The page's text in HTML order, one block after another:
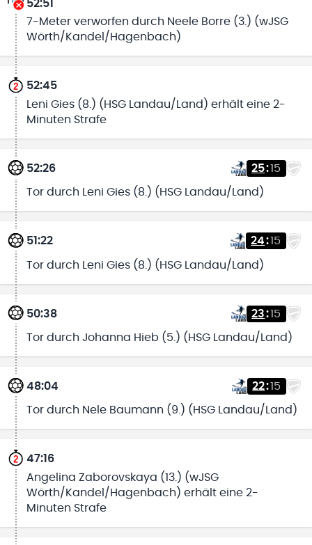
52:51
7-Meter verworfen durch Neele Borre (3.) (wJSG
Wörth/Kandel/Hagenbach)
52:45
Leni Gies (8.) (HSG Landau/Land) erhält eine 2-
Minuten Strafe
52:26 25:15
Tor durch Leni Gies (8.) (HSG Landau/Land)
51:22 24:15
Tor durch Leni Gies (8.) (HSG Landau/Land)
50:38 23:15
Tor durch Johanna Hieb (5.) (HSG Landau/Land)
48:04 22:15
Tor durch Nele Baumann (9.) (HSG Landau/Land)
47:16
Angelina Zaborovskaya (13.) (wJSG
Wörth/Kandel/Hagenbach) erhält eine 2-
Minuten Strafe